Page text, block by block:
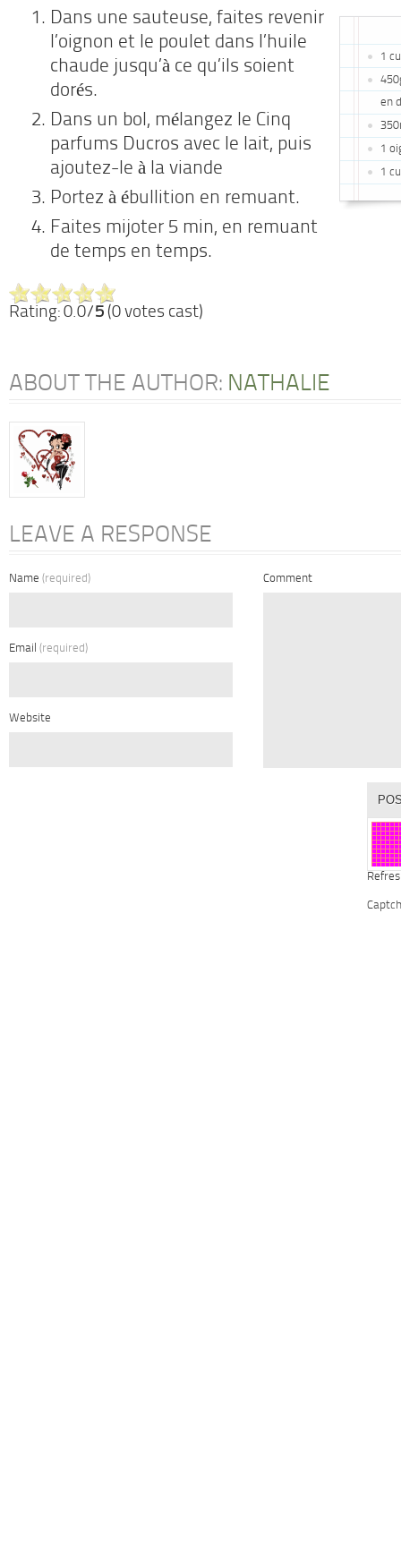
1
en
1
1
Dans une sauteuse, faites revenir
l’oignon et le poulet dans l’huile
chaude jusqu’à ce qu’ils soient
dorés.
Dans un bol, mélangez le Cinq
parfums Ducros avec le lait, puis
ajoutez-le à la viande
Portez à ébullition en remuant.
Faites mijoter 5 min, en remuant
de temps en temps.
Rating: 0.0/5 (0 votes cast)
ABOUT THE AUTHOR: NATHALIE
LEAVE A RESPONSE
Name (required)
Email (required)
Website
Comment